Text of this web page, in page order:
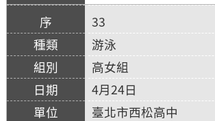
33
游泳
高女組
4月24日
臺北市西松高中